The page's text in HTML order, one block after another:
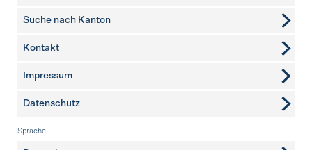
Suche nach Kanton
weitere Seiten
Kontakt
Impressum
Datenschutz
Sprache